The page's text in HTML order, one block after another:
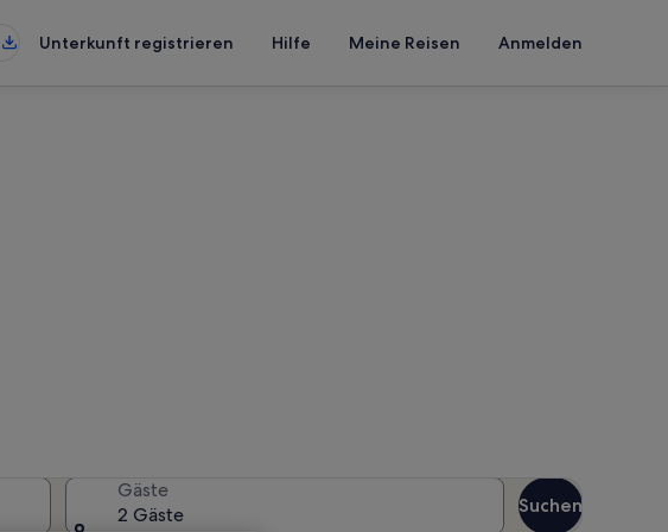
Unterkunft registrieren Hilfe Meine Reisen Anmelden
Gäste
2 Gäste
Suchen